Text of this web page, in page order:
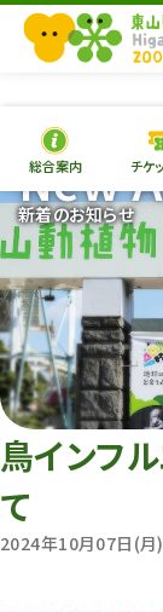
総合案内 チケ
新着のお知らせ
New
鳥インフ
て
2024年10月07日(月)